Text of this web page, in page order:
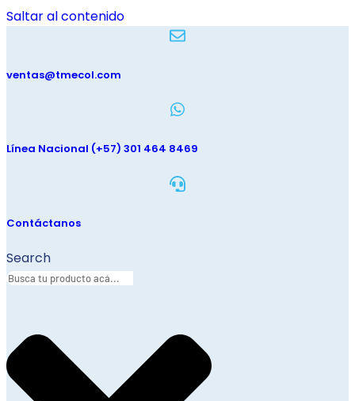
Saltar al contenido
ventas@tmecol.com
Línea Nacional (+57) 301 464 8469
Contáctanos
Search